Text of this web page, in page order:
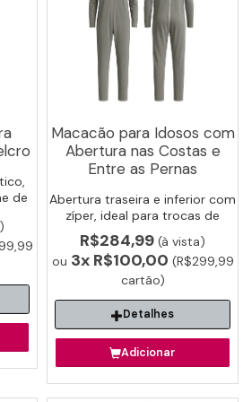
de
Macacão para Idosos com
Abertura nas Costas e
Entre as Pernas
Abertura traseira e inferior com
zíper, ideal para trocas de
fralda e higiene facilitada.
R$284,99 (à vista)
ou 3x R$100,00 (R$299,99
cartão)